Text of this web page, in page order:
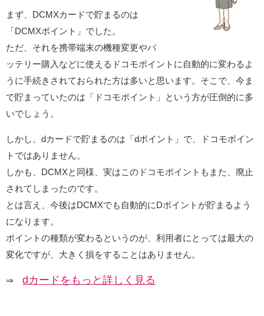
まず、DCMXカードで貯まるのは
「DCMXポイント」でした。
ただ、それを携帯端末の機種変更やバ
ッテリー購入などに使えるドコモポイントに自動的に変わるよ
うに手続きされておられた方は多いと思います。そこで、今ま
で貯まっていたのは「ドコモポイント」という方が圧倒的に多
いでしょう。
しかし、dカードで貯まるのは「dポイント」で、ドコモポイン
トではありません。
しかも、DCMXと同様、実はこのドコモポイントもまた、廃止
されてしまったのです。
とは言え、今後はDCMXでも自動的にDポイントが貯まるよう
になります。
ポイントの種類が変わるというのが、利用者にとっては最大の
変化ですが、大きく損をすることはありません。
⇒ dカードをもっと詳しく見る